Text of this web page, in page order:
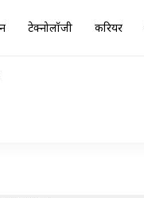
टेक्नोलॉजी करियर